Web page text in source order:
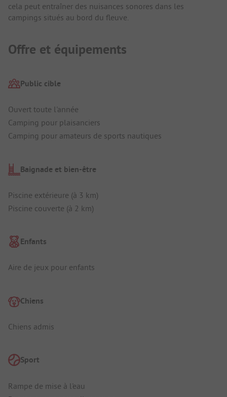
cela peut entraîner des nuisances sonores dans les
campings situés au bord du fleuve.
Offre et équipements
Public cible
Ouvert toute l'année
Camping pour plaisanciers
Camping pour amateurs de sports nautiques
Baignade et bien-être
Piscine extérieure (à 3 km)
Piscine couverte (à 2 km)
Enfants
Aire de jeux pour enfants
Chiens
Chiens admis
Sport
Rampe de mise à l'eau